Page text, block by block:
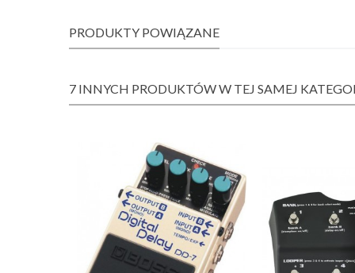
PRODUKTY POWIĄZANE
7 INNYCH PRODUKTÓW W TEJ SAMEJ